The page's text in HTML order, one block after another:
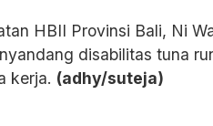
HBII Provinsi Bali, Ni
disabilitas tuna
kerja. (adhy/suteja)